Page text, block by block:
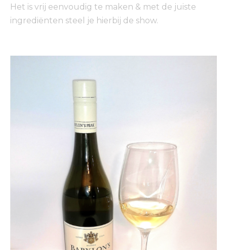
Het is vrij eenvoudig te maken & met de juiste
ingrediënten steel je hierbij de show.